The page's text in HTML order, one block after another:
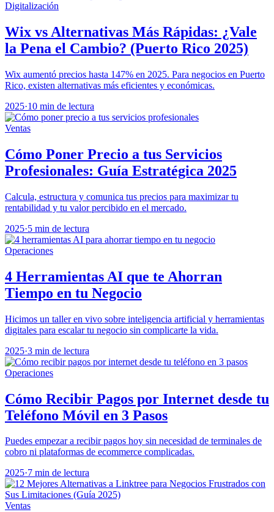
Digitalización
Wix vs Alternativas Más Rápidas: ¿Vale
la Pena el Cambio? (Puerto Rico 2025)
Wix aumentó precios hasta 147% en 2025. Para negocios en Puerto
Rico, existen alternativas más eficientes y económicas.
2025·10 min de lectura
Ventas
Cómo Poner Precio a tus Servicios
Profesionales: Guía Estratégica 2025
Calcula, estructura y comunica tus precios para maximizar tu
rentabilidad y tu valor percibido en el mercado.
2025·5 min de lectura
Operaciones
4 Herramientas AI que te Ahorran
Tiempo en tu Negocio
Hicimos un taller en vivo sobre inteligencia artificial y herramientas
digitales para escalar tu negocio sin complicarte la vida.
2025·3 min de lectura
Operaciones
Cómo Recibir Pagos por Internet desde tu
Teléfono Móvil en 3 Pasos
Puedes empezar a recibir pagos hoy sin necesidad de terminales de
cobro ni plataformas de ecommerce complicadas.
2025·7 min de lectura
Ventas